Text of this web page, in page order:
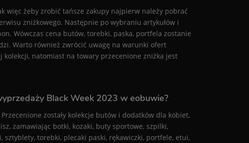
więc żeby zrobić tańsze zakupy najpierw należy pobrać
zniżkowego. Następnie po wybraniu artykułów i
Wówczas cena butów, torebki, paska, portfela zostanie
Warto również zwrócić uwagę na warunki ofert
natomiast na towary przecenione zniżka jest
Black Week 2023 w eobuwie?
zostały kolekcje butów i dodatków dla kobiet,
zamawiając botki, kozaki, buty sportowe, szpilki,
sztyblety, torebki, plecaki paski, rękawiczki, portfele, etui,